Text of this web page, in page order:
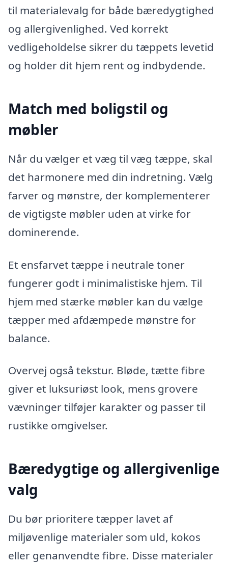
til materialevalg for både bæredygtighed
og allergivenlighed. Ved korrekt
vedligeholdelse sikrer du tæppets levetid
og holder dit hjem rent og indbydende.
Match med boligstil og
møbler
Når du vælger et væg til væg tæppe, skal
det harmonere med din indretning. Vælg
farver og mønstre, der komplementerer
de vigtigste møbler uden at virke for
dominerende.
Et ensfarvet tæppe i neutrale toner
fungerer godt i minimalistiske hjem. Til
hjem med stærke møbler kan du vælge
tæpper med afdæmpede mønstre for
balance.
Overvej også tekstur. Bløde, tætte fibre
giver et luksuriøst look, mens grovere
vævninger tilføjer karakter og passer til
rustikke omgivelser.
Bæredygtige og allergivenlige
valg
Du bør prioritere tæpper lavet af
miljøvenlige materialer som uld, kokos
eller genanvendte fibre. Disse materialer